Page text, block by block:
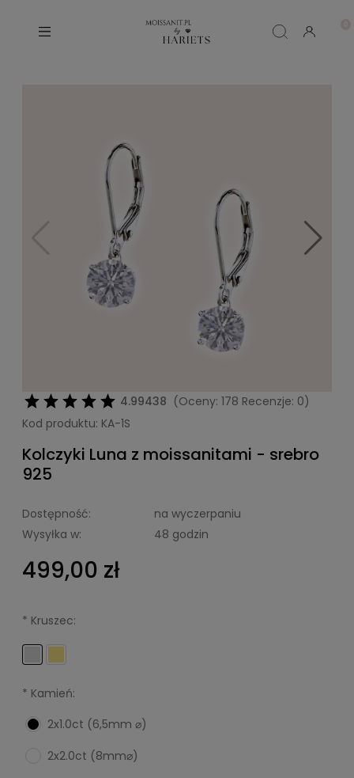
4.99438 (Oceny: 178 Recenzje: 0)
Kod produktu: KA-1S
Kolczyki Luna z moissanitami - srebro
925
Dostępność:
na wyczerpaniu
Wysyłka w:
48 godzin
499,00 zł
* Kruszec:
* Kamień:
2x1.0ct (6,5mm ⌀)
2x2.0ct (8mm⌀)